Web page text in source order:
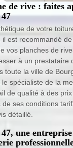
de rive : faites
de votre
est recommandé
vos planches de
à un prestataire
toute la ville de
spécialiste de la
de qualité à des
ses conditions
détaillé.
une entreprise